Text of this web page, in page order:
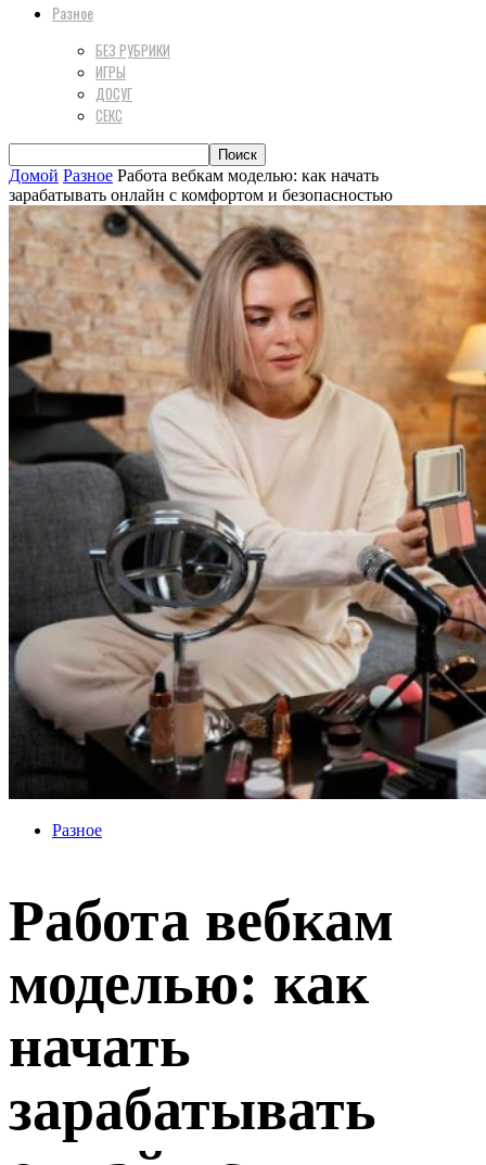
Разное
БЕЗ РУБРИКИ
ИГРЫ
ДОСУГ
СЕКС
Домой Разное Работа вебкам моделью: как начать
зарабатывать онлайн с комфортом и безопасностью
Разное
Работа вебкам
моделью: как
начать
зарабатывать